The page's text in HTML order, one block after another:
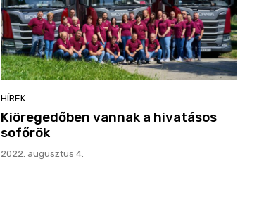
HÍREK
Kiöregedőben vannak a hivatásos
sofőrök
2022. augusztus 4.